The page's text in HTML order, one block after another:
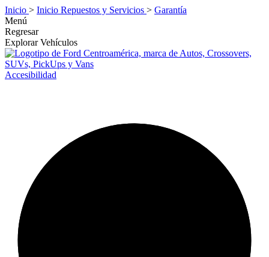
Inicio > Inicio Repuestos y Servicios > Garantía
Menú
Regresar
Explorar Vehículos
Accesibilidad